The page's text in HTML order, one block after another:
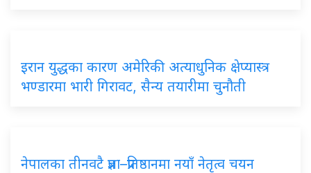
इरान युद्धका कारण अमेरिकी अत्याधुनिक क्षेप्यास्त्र
भण्डारमा भारी गिरावट, सैन्य तयारीमा चुनौती
नेपालका तीनवटै प्रज्ञा–प्रतिष्ठानमा नयाँ नेतृत्व चयन